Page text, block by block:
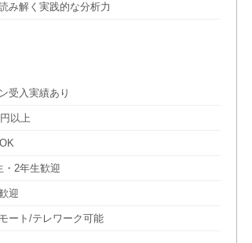
み解く実践的な分析力
受入実績あり
以上
・2年生歓迎
迎
ート/テレワーク可能